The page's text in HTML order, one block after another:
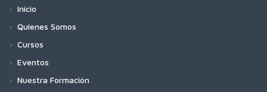
Inicio
Quienes Somos
Cursos
Eventos
Nuestra Formación